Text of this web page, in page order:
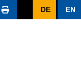
DE EN